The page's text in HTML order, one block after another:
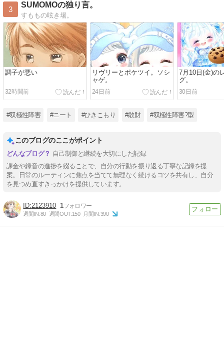
3
SUMOMOの独り言。
すももの呟き場。
調子が悪い
32時間前
リヴリーとポケツイ。ソシ
ャゲ。
24日前
7月10日(金)の
グ。
30日前
#双極性障害 #ニート #ひきこもり #散財 #双極性障害?型
このブログのここがポイント
自己制御と継続を大切にした記録
課金や録音の進捗を綴ることで、自分の行動を振り返る丁寧な記録を提
案。日常のルーティンに焦点を当てて無理なく続けるコツを共有し、自分
を見つめ直すきっかけを提供しています。
2123910 1
週間IN:80 週間OUT:150 月間IN:390